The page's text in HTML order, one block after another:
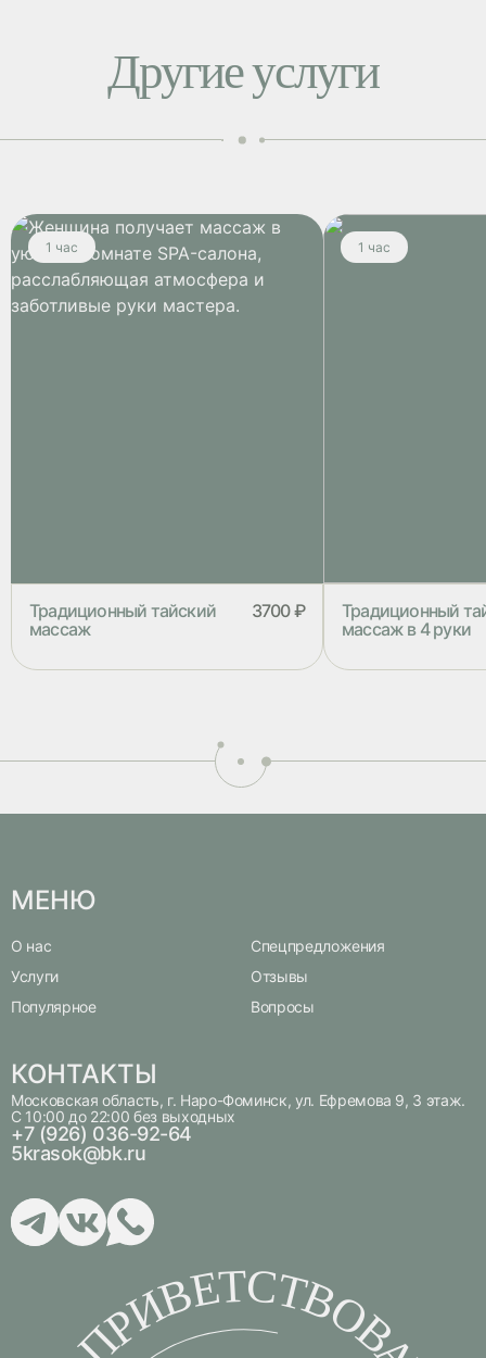
Другие услуги
1 час
Традиционный тайский
массаж
3700 ₽
состоит из глубокой проработки
1 час
Традиционный
массаж в 4 руки
руки – это
Программа
бальзамы
МЕНЮ
О нас
Услуги
Популярное
Спецпредложения
Отзывы
Вопросы
КОНТАКТЫ
Московская область, г. Наро-Фоминск, ул. Ефремова 9, 3 этаж.
С 10:00 до 22:00 без выходных
+7 (926) 036-92-64
5krasok@bk.ru